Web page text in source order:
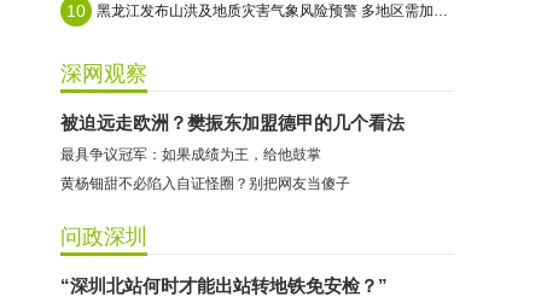
10 黑龙江发布山洪及地质灾害气象风险预警 多地区需加强防范
深网观察
被迫远走欧洲？樊振东加盟德甲的几个看法
最具争议冠军：如果成绩为王，给他鼓掌
黄杨钿甜不必陷入自证怪圈？别把网友当傻子
问政深圳
“深圳北站何时才能出站转地铁免安检？”